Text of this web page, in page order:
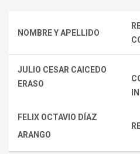
NOMBRE Y APELLIDO
JULIO CESAR CAICEDO
ERASO
FELIX OCTAVIO DÍAZ
ARANGO